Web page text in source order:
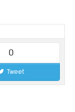
0
Tweet